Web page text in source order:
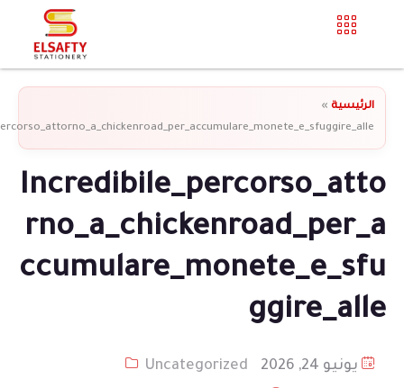
الرئيسية »
Incredibile_percorso_atto
rno_a_chickenroad_per_a
ccumulare_monete_e_sfu
ggire_alle
يونيو 24, 2026
Uncategorized